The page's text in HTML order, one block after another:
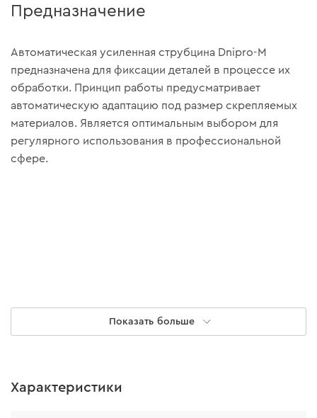
Предназначение
Автоматическая усиленная струбцина Dnipro-M
предназначена для фиксации деталей в процессе их
обработки. Принцип работы предусматривает
автоматическую адаптацию под размер скрепляемых
материалов. Является оптимальным выбором для
регулярного использования в профессиональной
сфере.
Показать больше
Характеристики